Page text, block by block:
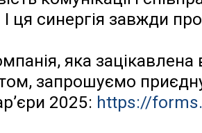
ця синергія завжди
яка зацікавлена
запрошуємо
2025: https://